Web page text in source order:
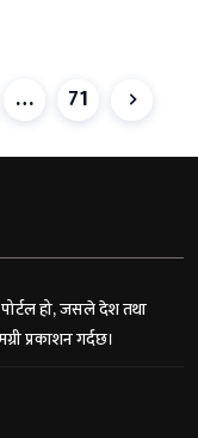
… 71
हो, जसले देश तथा
प्रकाशन गर्दछ।